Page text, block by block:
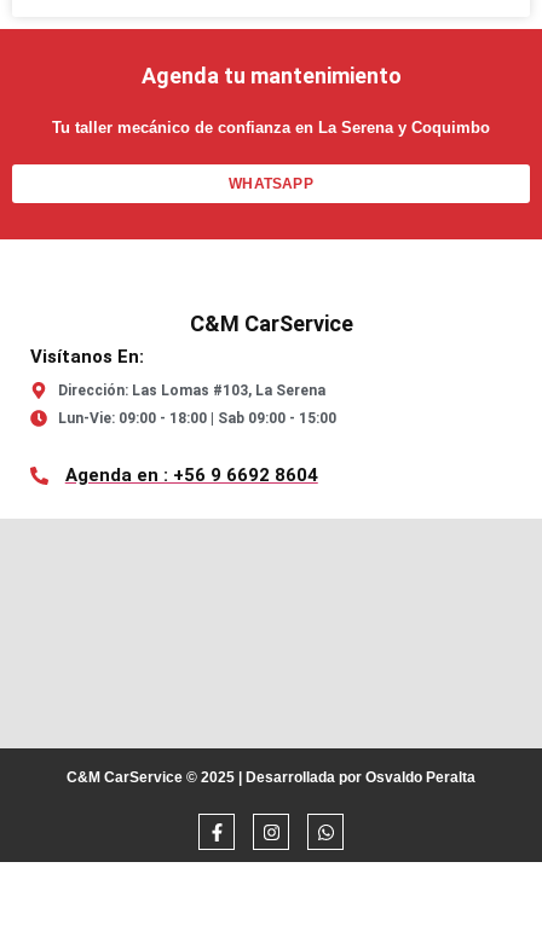
Agenda tu mantenimiento
Tu taller mecánico de confianza en La Serena y Coquimbo
WHATSAPP
C&M CarService
Visítanos En:
Dirección: Las Lomas #103, La Serena
Lun-Vie: 09:00 - 18:00 | Sab 09:00 - 15:00
Agenda en : +56 9 6692 8604
C&M CarService © 2025 | Desarrollada por Osvaldo Peralta